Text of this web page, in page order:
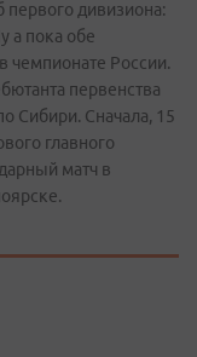
дивизиона:
а пока обе
России.
первенства
Сибири. Сначала, 15
главного
матч в